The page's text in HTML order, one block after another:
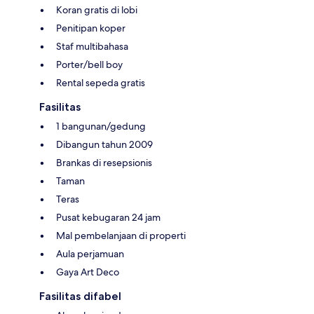
Koran gratis di lobi
Penitipan koper
Staf multibahasa
Porter/bell boy
Rental sepeda gratis
Fasilitas
1 bangunan/gedung
Dibangun tahun 2009
Brankas di resepsionis
Taman
Teras
Pusat kebugaran 24 jam
Mal pembelanjaan di properti
Aula perjamuan
Gaya Art Deco
Fasilitas difabel